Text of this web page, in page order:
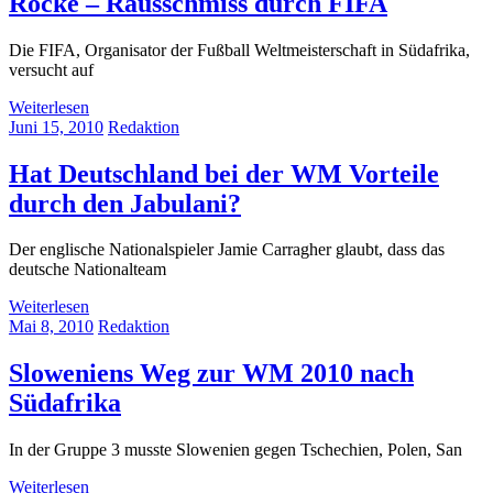
Die FIFA, Organisator der Fußball Weltmeisterschaft in Südafrika,
versucht auf
Weiterlesen
Juni 15, 2010 Redaktion
Hat Deutschland bei der WM Vorteile
durch den Jabulani?
Der englische Nationalspieler Jamie Carragher glaubt, dass das
deutsche Nationalteam
Weiterlesen
Mai 8, 2010 Redaktion
Sloweniens Weg zur WM 2010 nach
Südafrika
In der Gruppe 3 musste Slowenien gegen Tschechien, Polen, San
Weiterlesen